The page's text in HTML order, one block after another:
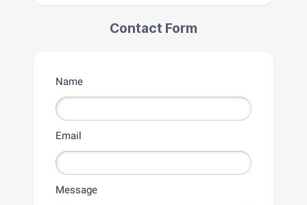
Contact Form
Name
Email
Message